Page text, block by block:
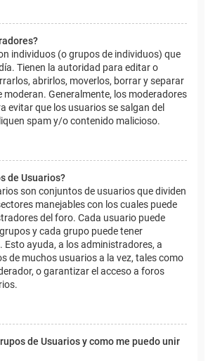
individuos (o grupos de individuos) que
Tienen la autoridad para editar o
abrirlos, moverlos, borrar y separar
moderan. Generalmente, los moderadores
evitar que los usuarios se salgan del
spam y/o contenido malicioso.
de Usuarios?
son conjuntos de usuarios que dividen
manejables con los cuales puede
del foro. Cada usuario puede
y cada grupo puede tener
Esto ayuda, a los administradores, a
de muchos usuarios a la vez, tales como
o garantizar el acceso a foros
de Usuarios y como me puedo unir